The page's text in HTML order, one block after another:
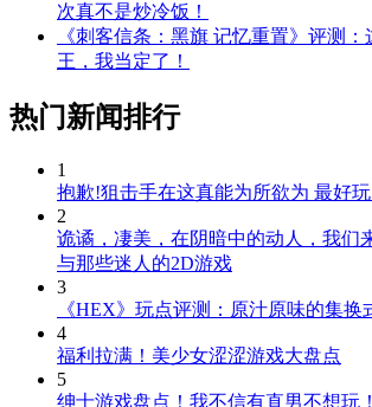
次真不是炒冷饭！
《刺客信条：黑旗 记忆重置》评测
王，我当定了！
热门新闻排行
1
抱歉!狙击手在这真能为所欲为 最好
2
诡谲，凄美，在阴暗中的动人，我们
与那些迷人的2D游戏
3
《HEX》玩点评测：原汁原味的集换
4
福利拉满！美少女涩涩游戏大盘点
5
绅士游戏盘点！我不信有直男不想玩！